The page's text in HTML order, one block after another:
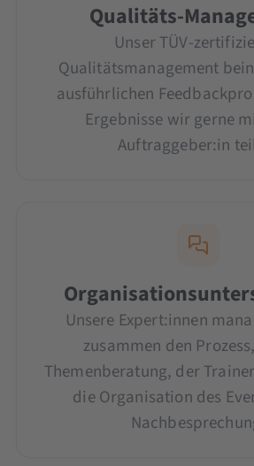
Qualitäts-
Unser TÜV-
Qualitätsmanagement
ausführlichen
Ergebnisse wir gerne
Auftraggeber:in
Unsere Expert:innen
zusammen den
Themenberatung, der
die Organisation des